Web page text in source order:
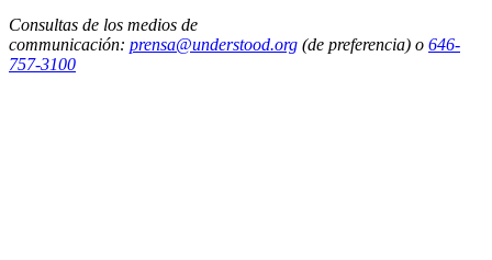
Consultas de los medios de
communicación: prensa@understood.org (de preferencia) o 646-
757-3100